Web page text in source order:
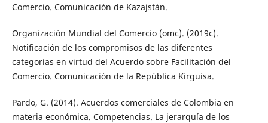
Comercio. Comunicación de Kazajstán.
Organización Mundial del Comercio (omc). (2019c).
Notificación de los compromisos de las diferentes
categorías en virtud del Acuerdo sobre Facilitación del
Comercio. Comunicación de la República Kirguisa.
Pardo, G. (2014). Acuerdos comerciales de Colombia en
materia económica. Competencias. La jerarquía de los